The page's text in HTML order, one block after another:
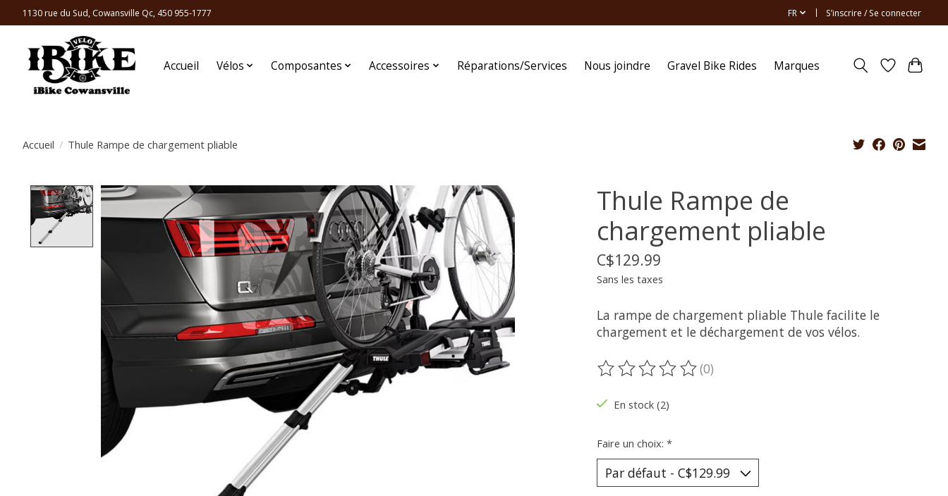
1130 rue du Sud, Cowansville Qc, 450 955-1777 FR S’inscrire / Se connecter
Accueil Vélos Composantes Accessoires Réparations/Services Nous joindre Gravel Bike Rides Marques
Accueil / Thule Rampe de chargement pliable
Product image slideshow Items
Thule Rampe de
chargement pliable
C$129.99
Sans les taxes
La rampe de chargement pliable Thule facilite le
chargement et le déchargement de vos vélos.
Ce produit est évalué à
(0)
En stock (2)
Faire un choix: *